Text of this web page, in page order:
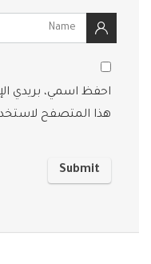
احفظ اسمي، بريدي
هذا المتصفح